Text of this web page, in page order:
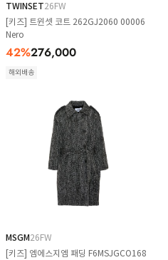
TWINSET26FW
[키즈] 트윈셋 코트 262GJ2060 00006
Nero
42%276,000
해외배송
MSGM26FW
[키즈] 엠에스지엠 패딩 F6MSJGCO168